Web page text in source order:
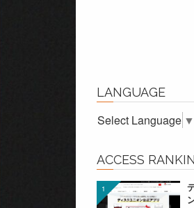
LANGUAGE
Select Language ▼
ACCESS